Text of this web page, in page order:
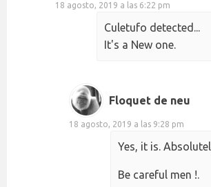
18 agosto, 2019 a las 6:22 pm
Culetufo detected...
It's a New one.
Floquet de neu
18 agosto, 2019 a las 9:28 pm
Yes, it is.
Be careful men !.